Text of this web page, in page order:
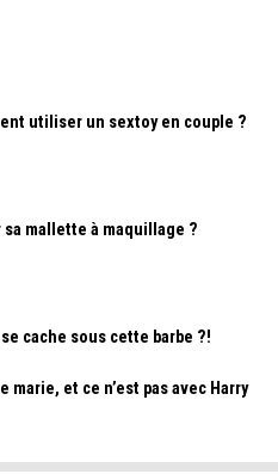
utiliser un sextoy en couple ?
mallette à maquillage ?
cache sous cette barbe ?!
marie, et ce n’est pas avec Harry